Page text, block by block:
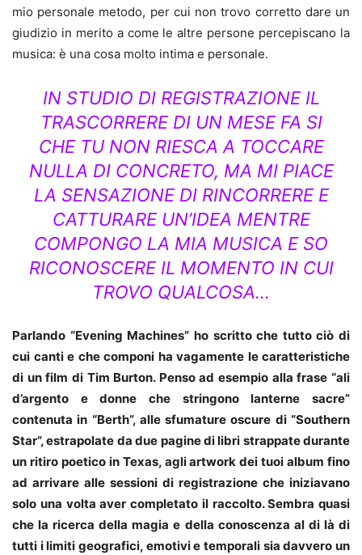
mio personale metodo, per cui non trovo corretto dare un
giudizio in merito a come le altre persone percepiscano la
musica: è una cosa molto intima e personale.
IN STUDIO DI REGISTRAZIONE IL
TRASCORRERE DI UN MESE FA SI
CHE TU NON RIESCA A TOCCARE
NULLA DI CONCRETO, MA MI PIACE
LA SENSAZIONE DI RINCORRERE E
CATTURARE UN’IDEA MENTRE
COMPONGO LA MIA MUSICA E SO
RICONOSCERE IL MOMENTO IN CUI
TROVO QUALCOSA…
Parlando “Evening Machines” ho scritto che tutto ciò di
cui canti e che componi ha vagamente le caratteristiche
di un film di Tim Burton. Penso ad esempio alla frase “ali
d’argento e donne che stringono lanterne sacre”
contenuta in “Berth”, alle sfumature oscure di “Southern
Star”, estrapolate da due pagine di libri strappate durante
un ritiro poetico in Texas, agli artwork dei tuoi album fino
ad arrivare alle sessioni di registrazione che iniziavano
solo una volta aver completato il raccolto. Sembra quasi
che la ricerca della magia e della conoscenza al di là di
tutti i limiti geografici, emotivi e temporali sia davvero un